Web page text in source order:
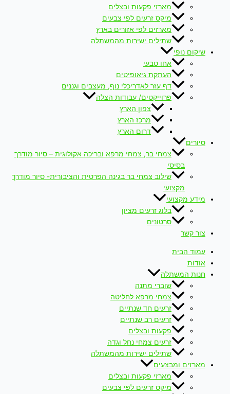
מארזי פקעות ובצלים
מיקס זרעים לפי צבעים
מארזים לפי אזורים בארץ
שתילים ישירות מהמשתלה
שיקום נופי
אחו טבעי
העתקת גיאופיטים
דף עזר לאדריכלי נוף, מעצבים וגננים
פרוייקטים/ עבודות הצלה
צפון הארץ
מרכז הארץ
דרום הארץ
סיורים
צמחי בר, צמחי מרפא ובריכה אקולוגית – סיור מודרך
בסיסי
שילוב צמחי בר בגינה הפרטית והציבורית- סיור מודרך
מקצועי
מידע מקצועי
בלוג זרעים מציון
סרטונים
צור קשר
עמוד הבית
אודות
חנות המשתלה
שוברי מתנה
צמחי מרפא לחליטה
זרעים חד שנתיים
זרעים רב שנתיים
פקעות ובצלים
זרעים צמחי נחל וגדה
שתילים ישירות מהמשתלה
מארזים ומבצעים
מארזי פקעות ובצלים
מיקס זרעים לפי צבעים